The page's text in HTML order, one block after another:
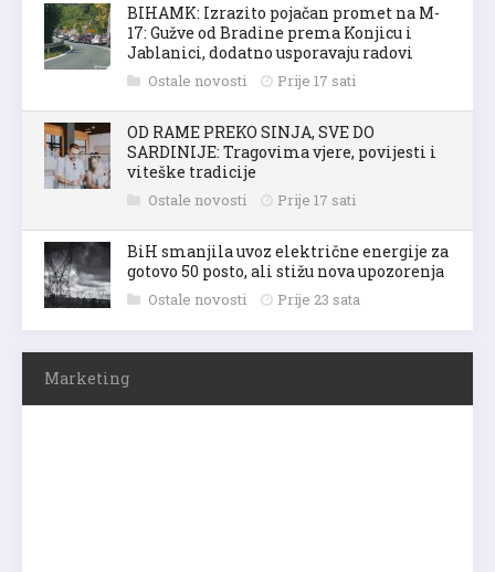
BIHAMK: Izrazito pojačan promet na M-
17: Gužve od Bradine prema Konjicu i
Jablanici, dodatno usporavaju radovi
Ostale novosti Prije 17 sati
OD RAME PREKO SINJA, SVE DO
SARDINIJE: Tragovima vjere, povijesti i
viteške tradicije
Ostale novosti Prije 17 sati
BiH smanjila uvoz električne energije za
gotovo 50 posto, ali stižu nova upozorenja
Ostale novosti Prije 23 sata
Marketing